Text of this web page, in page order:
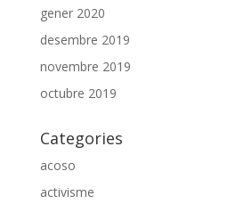
gener 2020
desembre 2019
novembre 2019
octubre 2019
Categories
acoso
activisme